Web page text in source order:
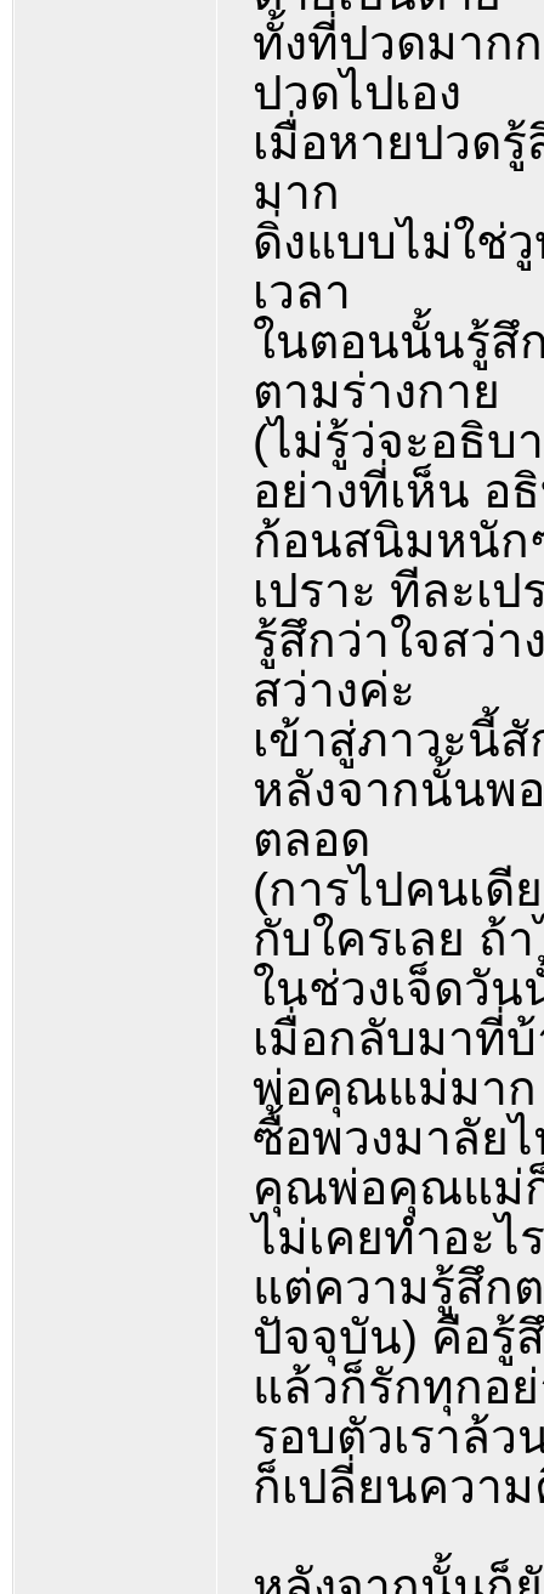
ทั้งที่ปวดมาก
ปวดไปเอง
เมื่อหายปวดรู้
มาก
ดิ่งแบบไม่ใช่
เวลา
ในตอนนั้นรู้สึ
ตามร่างกาย
(ไม่รู้ว่จะอธิบ
อย่างที่เห็น อ
ก้อนสนิมหนัก
เปราะ ทีละเป
รู้สึกว่าใจสว่
สว่างค่ะ
เข้าสู่ภาวะนี้
หลังจากนั้นพ
ตลอด
(การไปคนเดี
กับใครเลย ถ้
ในช่วงเจ็ดวั
เมื่อกลับมาที่
พ่อคุณแม่มาก
ซื้อพวงมาลัย
คุณพ่อคุณแม่
ไม่เคยทำอะไ
แต่ความรู้สึก
ปัจจุบัน) คือ
แล้วก็รักทุกอ
รอบตัวเราล้
ก็เปลี่ยนควา